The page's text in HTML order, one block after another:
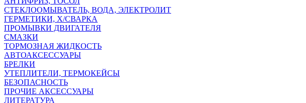
СТЕКЛООМЫВАТЕЛЬ, ВОДА, ЭЛЕКТРОЛИТ
ГЕРМЕТИКИ, Х/СВАРКА
ПРОМЫВКИ ДВИГАТЕЛЯ
СМАЗКИ
ТОРМОЗНАЯ ЖИДКОСТЬ
АВТОАКСЕССУАРЫ
БРЕЛКИ
УТЕПЛИТЕЛИ, ТЕРМОКЕЙСЫ
БЕЗОПАСНОСТЬ
ПРОЧИЕ АКСЕССУАРЫ
ЛИТЕРАТУРА